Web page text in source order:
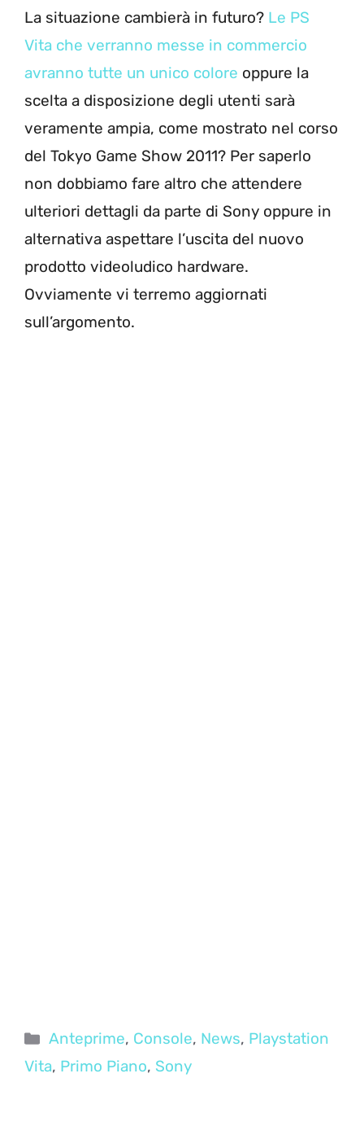
La situazione cambierà in futuro? Le PS
Vita che verranno messe in commercio
avranno tutte un unico colore oppure la
scelta a disposizione degli utenti sarà
veramente ampia, come mostrato nel corso
del Tokyo Game Show 2011? Per saperlo
non dobbiamo fare altro che attendere
ulteriori dettagli da parte di Sony oppure in
alternativa aspettare l’uscita del nuovo
prodotto videoludico hardware.
Ovviamente vi terremo aggiornati
sull’argomento.
Categorie
Anteprime, Console, News, Playstation
Vita, Primo Piano, Sony